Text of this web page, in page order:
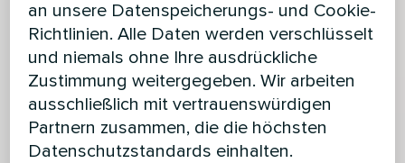
an unsere Datenspeicherungs- und Cookie-
Richtlinien. Alle Daten werden verschlüsselt
und niemals ohne Ihre ausdrückliche
Zustimmung weitergegeben. Wir arbeiten
ausschließlich mit vertrauenswürdigen
Partnern zusammen, die die höchsten
Datenschutzstandards einhalten.